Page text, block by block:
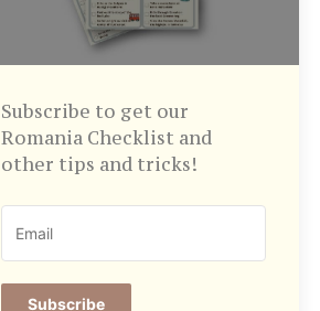
Subscribe to get our
Romania Checklist and
other tips and tricks!
Subscribe